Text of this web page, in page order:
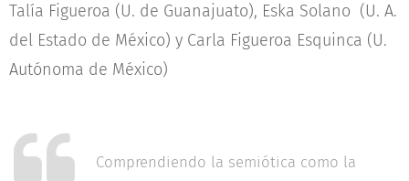
Talía Figueroa (U. de Guanajuato), Eska Solano (U. A.
del Estado de México) y Carla Figueroa Esquinca (U.
Autónoma de México)
Comprendiendo la semiótica como la